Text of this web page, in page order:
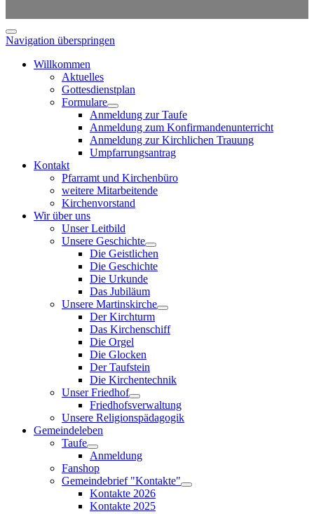
Navigation überspringen
Willkommen
Aktuelles
Gottesdienstplan
Formulare
Anmeldung zur Taufe
Anmeldung zum Konfirmandenunterricht
Anmeldung zur Kirchlichen Trauung
Umpfarrungsantrag
Kontakt
Pfarramt und Kirchenbüro
weitere Mitarbeitende
Kirchenvorstand
Wir über uns
Unser Leitbild
Unsere Geschichte
Die Geistlichen
Die Geschichte
Die Urkunde
Das Jubiläum
Unsere Martinskirche
Der Kirchturm
Das Kirchenschiff
Die Orgel
Die Glocken
Der Taufstein
Die Kirchentechnik
Unser Friedhof
Friedhofsverwaltung
Unsere Religionspädagogik
Gemeindeleben
Taufe
Anmeldung
Fanshop
Gemeindebrief "Kontakte"
Kontakte 2026
Kontakte 2025